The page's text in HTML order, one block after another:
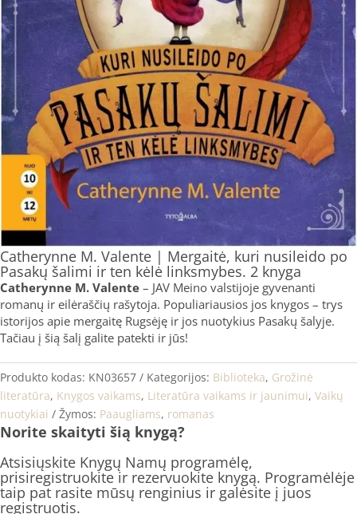
Catherynne M. Valente | Mergaitė, kuri nusileido po
Pasakų šalimi ir ten kėlė linksmybes. 2 knyga
Catherynne M. Valente – JAV Meino valstijoje gyvenanti
romanų ir eilėraščių rašytoja. Populiariausios jos knygos – trys
istorijos apie mergaitę Rugsėję ir jos nuotykius Pasakų šalyje.
Tačiau į šią šalį galite patekti ir jūs!
Produkto kodas: KN03657 Kategorijos: Biblioteka, Grožinė
literatūra, Knygos vaikams, Literatūra vaikams ir jaunimui, Vaikų
nuotykiai
Žymos: Paaugliams, romanas
Norite skaityti šią knygą?
Atsisiųskite Knygų Namų programėlę,
prisiregistruokite ir rezervuokite knygą. Programėlėje
taip pat rasite mūsų renginius ir galėsite į juos
registruotis.